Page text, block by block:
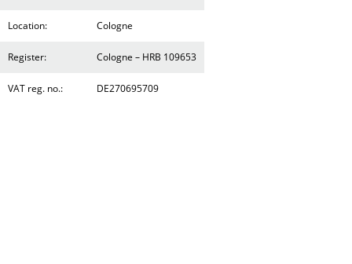
Location: Cologne
Register: Cologne – HRB 109653
VAT reg. no.: DE270695709